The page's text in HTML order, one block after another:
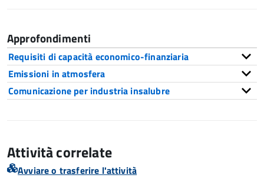
Approfondimenti
Requisiti di capacità economico-finanziaria
Emissioni in atmosfera
Comunicazione per industria insalubre
Attività correlate
Avviare o trasferire l'attività